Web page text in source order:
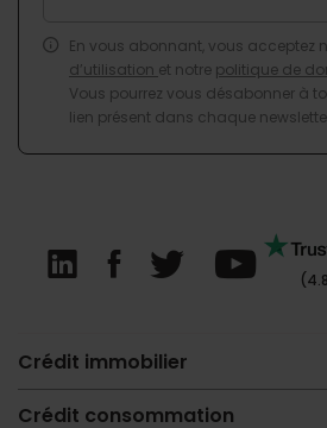
En vous abonnant, vous acceptez
d’utilisation et notre politique de
Vous pourrez vous désabonner à
lien présent dans chaque
Crédit immobilier
Crédit consommation